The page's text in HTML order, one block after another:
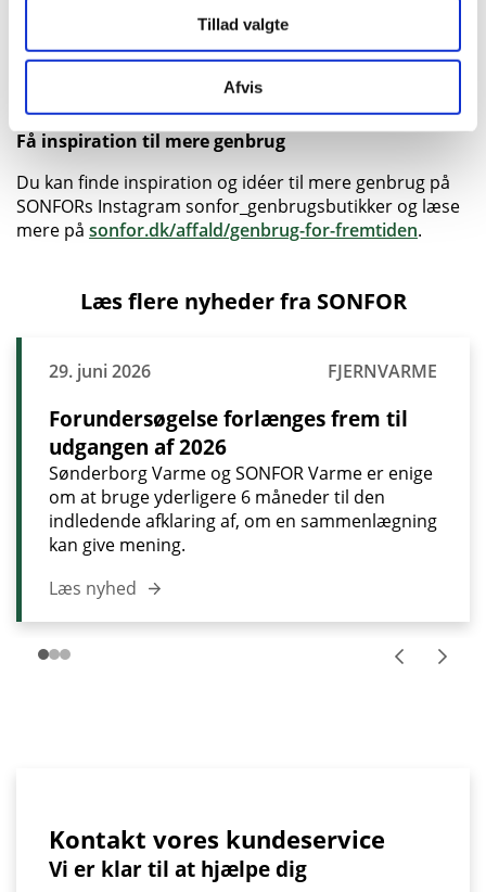
Tillad valgte
Afvis
Et smut i genbrug kan blive en hyggelig del af din
hverdag – som lørdagsudflugt, familieaktivitet eller en
måde at finde noget, der skiller sig ud. Når først du er i
gang, bliver det hurtigt vanedannende.
Få inspiration til mere genbrug
Du kan finde inspiration og idéer til mere genbrug på
SONFORs Instagram sonfor_genbrugsbutikker og læse
mere på sonfor.dk/affald/genbrug-for-fremtiden.
Læs flere nyheder fra SONFOR
29. juni 2026 FJERNVARME
Forundersøgelse forlænges frem til
udgangen af 2026
Sønderborg Varme og SONFOR Varme er enige
om at bruge yderligere 6 måneder til den
indledende afklaring af, om en sammenlægning
kan give mening.
Læs nyhed
Kontakt vores kundeservice
Vi er klar til at hjælpe dig